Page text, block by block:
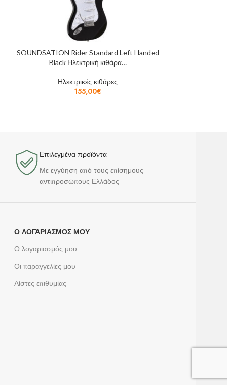
SOUNDSATION Rider Standard Left Handed
Black Ηλεκτρική κιθάρα…
Ηλεκτρικές κιθάρες
155,00€
Επιλεγμένα προϊόντα​
Με εγγύηση από τους επίσημους
αντιπροσώπους Ελλάδος
Ο ΛΟΓΑΡΙΑΣΜΌΣ ΜΟΥ
Ο λογαριασμός μου
Οι παραγγελίες μου
Λίστες επιθυμίας